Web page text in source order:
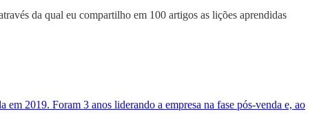
da qual eu compartilho em 100 artigos as lições aprendidas
2019. Foram 3 anos liderando a empresa na fase pós-venda e, ao